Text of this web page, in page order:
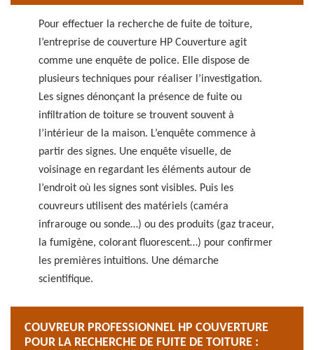
Pour effectuer la recherche de fuite de toiture,
l’entreprise de couverture HP Couverture agit
comme une enquête de police. Elle dispose de
plusieurs techniques pour réaliser l’investigation.
Les signes dénonçant la présence de fuite ou
infiltration de toiture se trouvent souvent à
l’intérieur de la maison. L’enquête commence à
partir des signes. Une enquête visuelle, de
voisinage en regardant les éléments autour de
l’endroit où les signes sont visibles. Puis les
couvreurs utilisent des matériels (caméra
infrarouge ou sonde…) ou des produits (gaz traceur,
la fumigène, colorant fluorescent…) pour confirmer
les premières intuitions. Une démarche
scientifique.
COUVREUR PROFESSIONNEL HP COUVERTURE
POUR LA RECHERCHE DE FUITE DE TOITURE :